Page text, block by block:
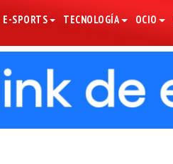
E-SPORTS TECNOLOGÍA OCIO